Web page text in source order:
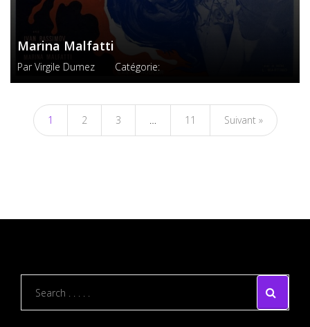
Marina Malfatti
ParVirgile Dumez Catégorie:
1 2 3 … 11 Suivant »